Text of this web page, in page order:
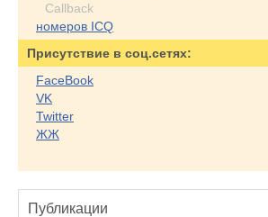
Callback
номеров ICQ
Присутствие в соц.сетях:
FaceBook
VK
Twitter
ЖЖ
Публикации